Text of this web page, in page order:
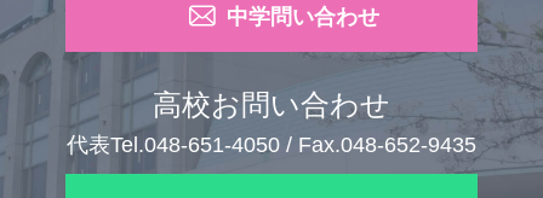
中学問い合わせ
高校お問い合わせ
代表Tel.048-651-4050 / Fax.048-652-9435